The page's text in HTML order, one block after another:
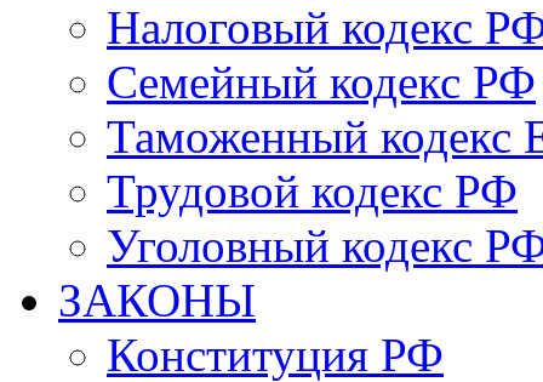
Налоговый кодекс
Семейный кодекс РФ
Таможенный
Трудовой кодекс РФ
Уголовный кодекс
ЗАКОНЫ
Конституция РФ